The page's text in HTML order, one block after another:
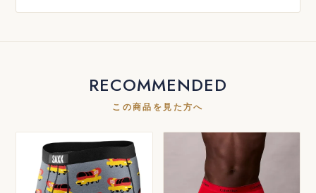
RECOMMENDED
この商品を見た方へ